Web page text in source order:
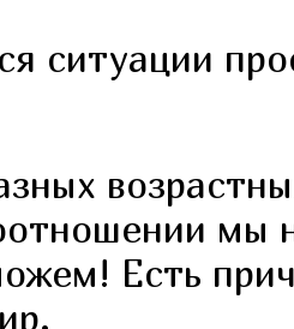
ситуации
мы
Есть